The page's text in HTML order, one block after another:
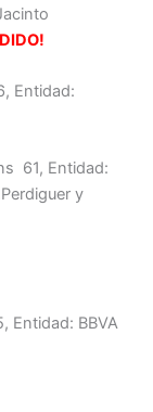
Entidad:
61, Entidad:
y
Entidad: BBVA